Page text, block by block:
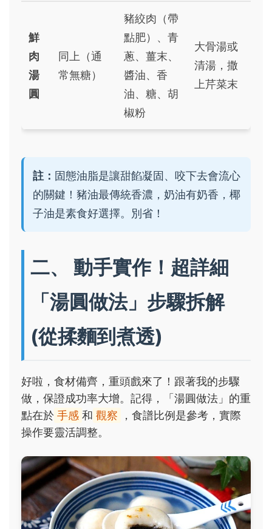
鮮
肉
湯
圓
同上（通
常無糖）
豬絞肉（帶
點肥）、青
蔥、薑末、
醬油、香
油、糖、胡
椒粉
大骨湯或
清湯，撒
上芹菜末
註： 固態油脂是讓甜餡凝固、咬下去會流心
的關鍵！豬油最傳統香濃，奶油有奶香，椰
子油是素食好選擇。別省！
二、 動手實作！超詳細
「湯圓做法」步驟拆解
(從揉麵到煮透)
好啦，食材備齊，重頭戲來了！跟著我的步驟
做，保證成功率大增。記得，「湯圓做法」的重
點在於 手感 和 觀察
，食譜比例是參考，實際
操作要靈活調整。